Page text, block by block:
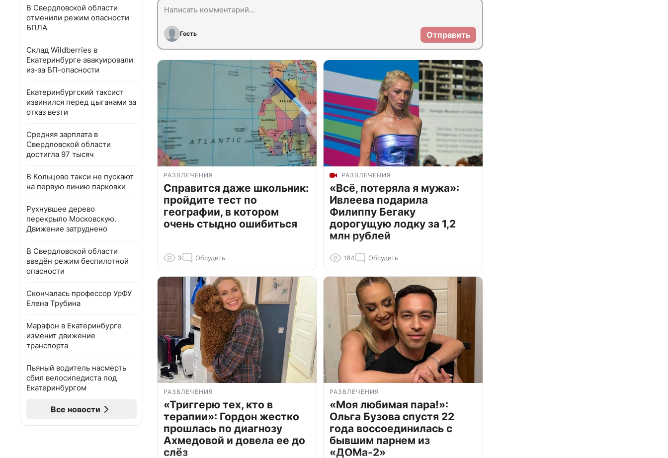
В Свердловской области
отменили режим опасности
БПЛА
Склад Wildberries в
Екатеринбурге эвакуировали
из-за БП-опасности
Екатеринбургский таксист
извинился перед цыганами за
отказ везти
Средняя зарплата в
Свердловской области
достигла 97 тысяч
В Кольцово такси не пускают
на первую линию парковки
Рухнувшее дерево
перекрыло Московскую.
Движение затруднено
В Свердловской области
введён режим беспилотной
опасности
Скончалась профессор УрФУ
Елена Трубина
Марафон в Екатеринбурге
изменит движение
транспорта
Пьяный водитель насмерть
сбил велосипедиста под
Екатеринбургом
Все новости
Гость Отправить
РАЗВЛЕЧЕНИЯ
Справится даже школьник:
пройдите тест по
географии, в котором
очень стыдно ошибиться
3 Обсудить
РАЗВЛЕЧЕНИЯ
«Всё, потеряла я мужа»:
Ивлеева подарила
Филиппу Бегаку
дорогущую лодку за 1,2
млн рублей
164 Обсудить
РАЗВЛЕЧЕНИЯ
«Триггерю тех, кто в
терапии»: Гордон жестко
прошлась по диагнозу
Ахмедовой и довела ее до
слёз
РАЗВЛЕЧЕНИЯ
«Моя любимая пара!»:
Ольга Бузова спустя 22
года воссоединилась с
бывшим парнем из
«ДОМа-2»